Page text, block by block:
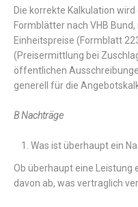
Die korrekte Kalkulation
Formblätter nach VHB
Einheitspreise (Formblatt
(Preisermittlung bei
öffentlichen
generell für die
B Nachträge
Was ist überhaupt ein
Ob überhaupt eine Leistung
davon ab, was vertraglich